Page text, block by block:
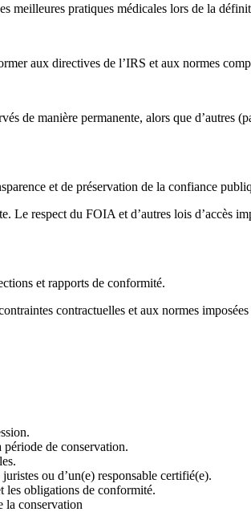
meilleures pratiques médicales lors de la
aux directives de l’IRS et aux normes
de manière permanente, alors que d’autres
et de préservation de la confiance
Le respect du FOIA et d’autres lois d’accès
et rapports de conformité.
contractuelles et aux normes
de conservation.
ou d’un(e) responsable certifié(e).
les obligations de conformité.
la conservation